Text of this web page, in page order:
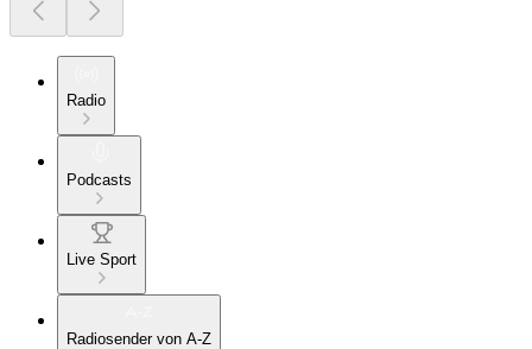
Radio
Podcasts
Live Sport
Radiosender von A-Z